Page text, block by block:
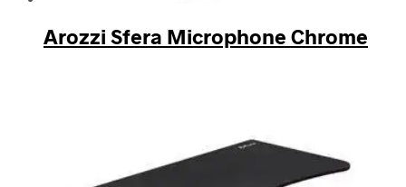
Arozzi Sfera Microphone Chrome